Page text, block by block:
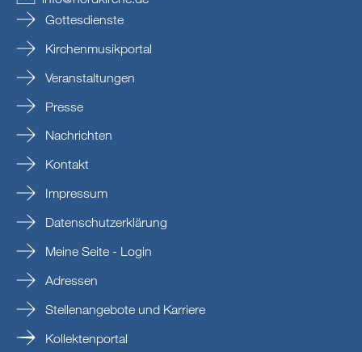
Gottesdienste
Kirchenmusikportal
Veranstaltungen
Presse
Nachrichten
Kontakt
Impressum
Datenschutzerklärung
Meine Seite - Login
Adressen
Stellenangebote und Karriere
Kollektenportal